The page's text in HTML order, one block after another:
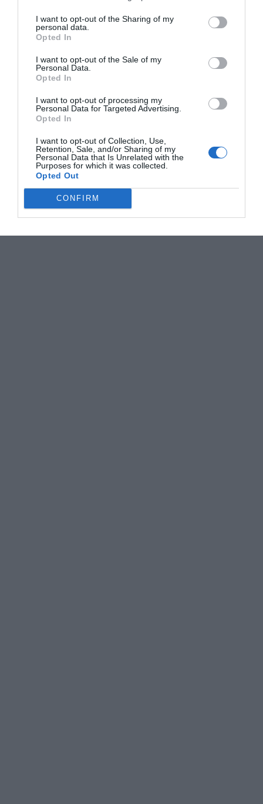
I want to opt-out of the Sharing of my
personal data.
Opted In
I want to opt-out of the Sale of my
Personal Data.
Opted In
I want to opt-out of processing my
Personal Data for Targeted Advertising.
Opted In
I want to opt-out of Collection, Use,
Retention, Sale, and/or Sharing of my
Personal Data that Is Unrelated with the
Purposes for which it was collected.
Opted Out
CONFIRM